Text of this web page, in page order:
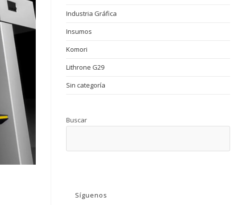
Industria Gráfica
Insumos
Komori
Lithrone G29
Sin categoría
Buscar
Síguenos